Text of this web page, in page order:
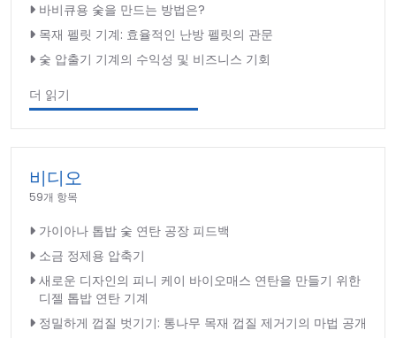
바비큐용 숯을 만드는 방법은?
목재 펠릿 기계: 효율적인 난방 펠릿의 관문
숯 압출기 기계의 수익성 및 비즈니스 기회
더 읽기
비디오
59개 항목
가이아나 톱밥 숯 연탄 공장 피드백
소금 정제용 압축기
새로운 디자인의 피니 케이 바이오매스 연탄을 만들기 위한
디젤 톱밥 연탄 기계
정밀하게 껍질 벗기기: 통나무 목재 껍질 제거기의 마법 공개